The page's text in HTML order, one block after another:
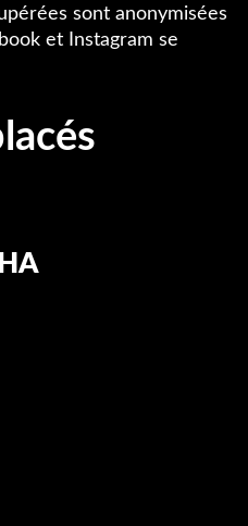
sont anonymisées
et Instagram se